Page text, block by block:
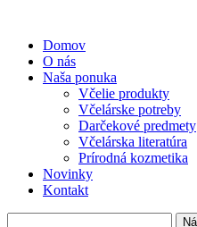
Domov
O nás
Naša ponuka
Včelie produkty
Včelárske potreby
Darčekové predmety
Včelárska literatúra
Prírodná kozmetika
Novinky
Kontakt